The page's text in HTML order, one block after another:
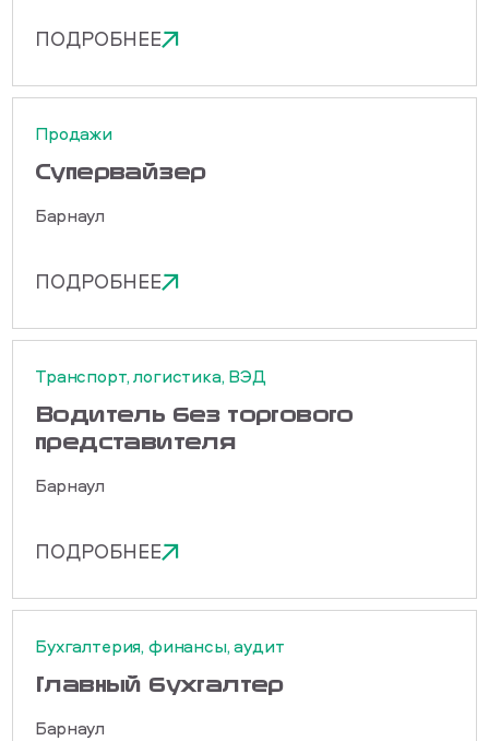
ПОДРОБНЕЕ
Продажи
Cупервайзер
Барнаул
ПОДРОБНЕЕ
Транспорт, логистика, ВЭД
Водитель без торгового
представителя
Барнаул
ПОДРОБНЕЕ
Бухгалтерия, финансы, аудит
Главный бухгалтер
Барнаул